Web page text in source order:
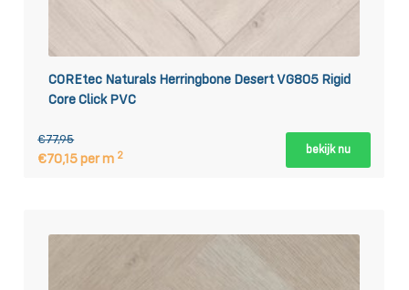
COREtec Naturals Herringbone Desert VG805 Rigid
Core Click PVC
€77,95
€70,15 per m 2 bekijk nu